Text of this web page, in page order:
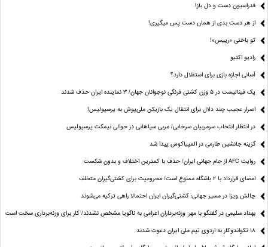
فدراسیون دست‌ و دل باز!
از هر دست بدی از همان دست پس میگیری!
تو باختی «رییس»!
رادیو اکتیو
آسانی اجازه بازی برای استقلال دارد؟
یک فینالیست در ۵ وزن کشتی فرنگی نوجوانان جهان/ ۳ نماینده ایران حذف شدند
اصرار عجیب چند دلال برای انتقال یک بازیکن ملی‌پوش به پرسپولیس!
در انتظار انتخاب سرمربیان سرخابی/ مربی سپاهانی در حوالی نیمکت پرسپولیس
گزینه جانشین طارمی در المپیاکوس پیدا شد
روایت AFC از جام جهانی ایران/ حذف با کمترین اختلاف و بدون شکست
امضای قرارداد با ۲ باشگاه ممنوع است/ محرومیت برای کشتی‌گیران متخلف
چالش ویزا در مسیر جهانی؛ کشتی‌گیران ایران احتمالا راهی ترکیه می‌شوند
بهداد سلیمی در گفتگو با مهر: وزنه‌برداران اعزامی به ناگویا مشخص نشدند/ کار برای وزنه‌برداری سخت است
۱۸ تکواندوکار به اردوی تیم ملی ایران دعوت شدند